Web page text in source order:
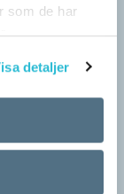
som de har
detaljer
vi
hem. En bra